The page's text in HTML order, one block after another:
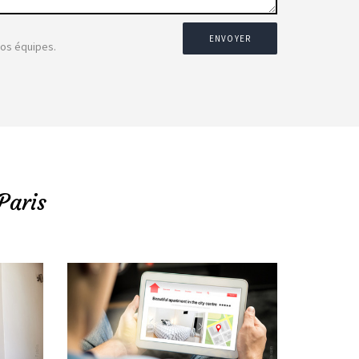
équipes.
ENVOYER